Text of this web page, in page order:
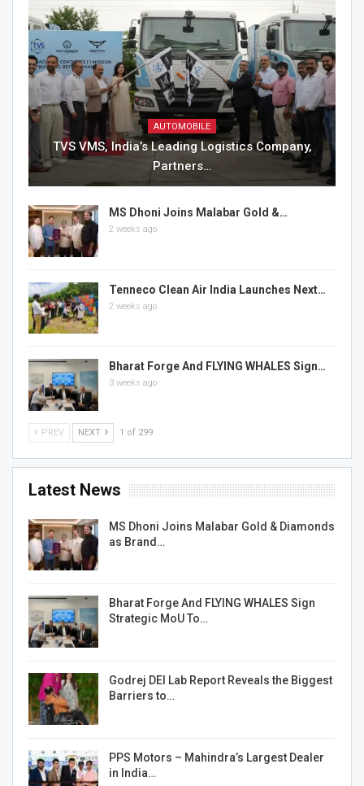
AUTOMOBILE
TVS VMS, India’s Leading Logistics Company,
Partners…
MS Dhoni Joins Malabar Gold &…
2 weeks ago
Tenneco Clean Air India Launches Next…
2 weeks ago
Bharat Forge And FLYING WHALES Sign…
3 weeks ago
PREV NEXT 1 of 299
Latest News
MS Dhoni Joins Malabar Gold & Diamonds
as Brand…
Bharat Forge And FLYING WHALES Sign
Strategic MoU To…
Godrej DEI Lab Report Reveals the Biggest
Barriers to…
PPS Motors – Mahindra’s Largest Dealer
in India…